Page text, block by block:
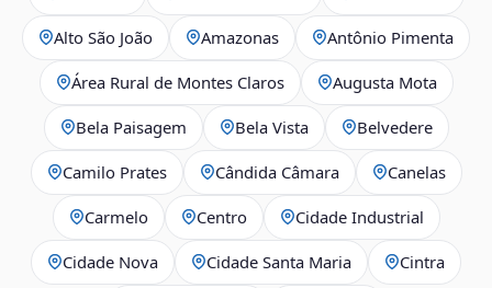
Alto São João Amazonas Antônio Pimenta
Área Rural de Montes Claros Augusta Mota
Bela Paisagem Bela Vista Belvedere
Camilo Prates Cândida Câmara Canelas
Carmelo Centro Cidade Industrial
Cidade Nova Cidade Santa Maria Cintra